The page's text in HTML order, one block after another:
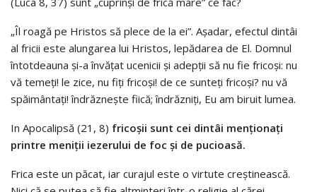
„Îl roagă pe Hristos să plece de la ei”. Aşadar, efectul dintâi
al fricii este alungarea lui Hristos, lepădarea de El. Domnul
întotdeauna şi-a învăţat ucenicii şi adepţii să nu fie fricoşi: nu
vă temeţi! le zice, nu fiţi fricoşi! de ce sunteţi fricoşi? nu vă
spăimântaţi! îndrăzneşte fiică; îndrăzniţi, Eu am biruit lumea.
In Apocalipsă (21, 8) fricoşii sunt cei dintâi menţionaţi
printre meniţii iezerului de foc şi de pucioasă.
Frica este un păcat, iar curajul este o virtute creştinească.